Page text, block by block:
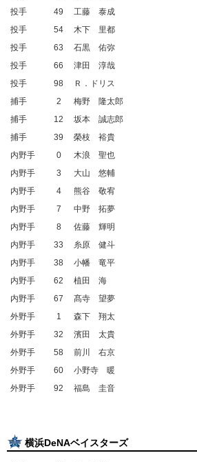
投手
49
工藤 泰成
投手
54
木下 里都
投手
63
石黒 佑弥
投手
66
津田 淳哉
投手
98
Ｒ．ドリス
捕手
2
梅野 隆太郎
捕手
12
坂本 誠志郎
捕手
39
榮枝 裕貴
内野手
0
木浪 聖也
内野手
3
大山 悠輔
内野手
4
熊谷 敬宥
内野手
7
中野 拓夢
内野手
8
佐藤 輝明
内野手
33
糸原 健斗
内野手
38
小幡 竜平
内野手
62
植田 海
内野手
67
髙寺 望夢
外野手
1
森下 翔太
外野手
32
濱田 太貴
外野手
58
前川 右京
外野手
60
小野寺 暖
外野手
92 福島 圭音
横浜DeNAベイスターズ